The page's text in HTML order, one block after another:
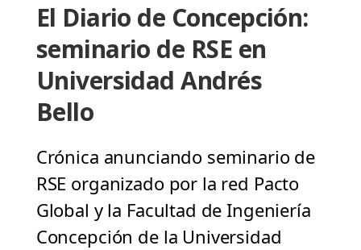
El Diario de Concepción:
seminario de RSE en
Universidad Andrés
Bello
Crónica anunciando seminario de
RSE organizado por la red Pacto
Global y la Facultad de Ingeniería
Concepción de la Universidad